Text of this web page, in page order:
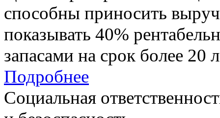
способны приносить
показывать 40%
запасами на срок более 20
Подробнее
Социальная